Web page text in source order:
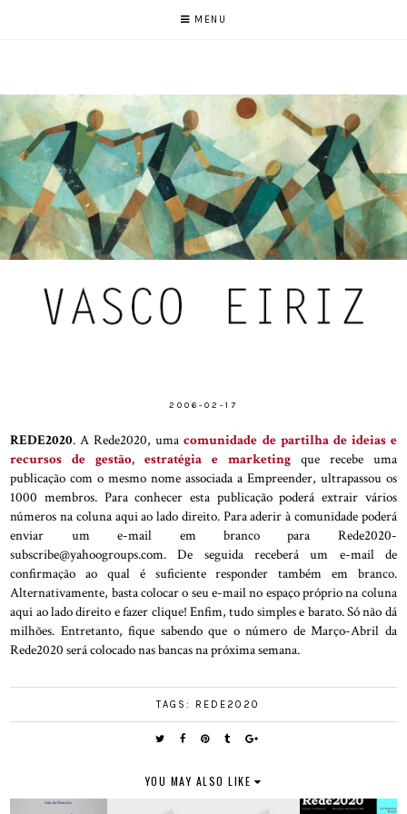
MENU
2006-02-17
REDE2020. A Rede2020, umacomunidade de partilha de ideias e
recursos de gestão, estratégia e marketingque recebe uma
publicação com o mesmo nome associada a Empreender, ultrapassou os
1000 membros. Para conhecer esta publicação poderá extrair vários
números na coluna aqui ao lado direito. Para aderir à comunidade poderá
enviar um e-mail em branco para Rede2020-
subscribe@yahoogroups.com. De seguida receberá um e-mail de
confirmação ao qual é suficiente responder também em branco.
Alternativamente, basta colocar o seu e-mail no espaço próprio na coluna
aqui ao lado direito e fazer clique! Enfim, tudo simples e barato. Só não dá
milhões. Entretanto, fique sabendo que o número de Março-Abril da
Rede2020 será colocado nas bancas na próxima semana.
TAGS: REDE2020
YOU MAY ALSO LIKE